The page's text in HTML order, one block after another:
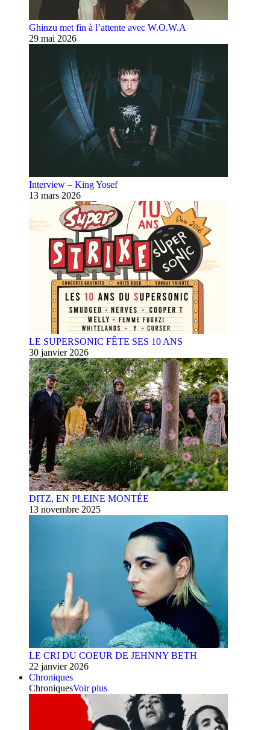
Ghinzu met fin à l’attente avec W.O.W.A
29 mai 2026
Interview – King Yosef
13 mars 2026
LE SUPERSONIC FÊTE SES 10 ANS
30 janvier 2026
DITZ, EN PLEINE MONTÉE
13 novembre 2025
LE CRI DU COEUR DE JEHNNY BETH
22 janvier 2026
Chroniques
ChroniquesVoir plus